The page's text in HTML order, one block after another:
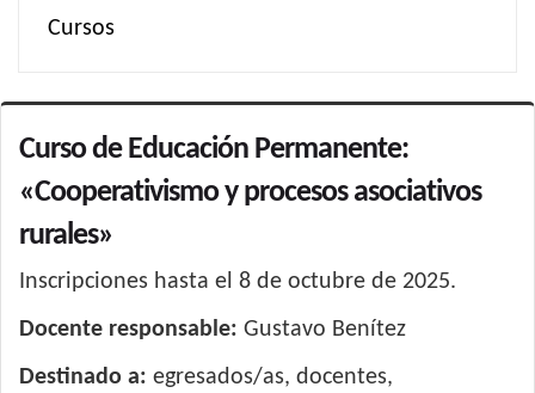
Cursos
Curso de Educación Permanente:
«Cooperativismo y procesos asociativos
rurales»
Inscripciones hasta el 8 de octubre de 2025.
Docente responsable: Gustavo Benítez
Destinado a: egresados/as, docentes,